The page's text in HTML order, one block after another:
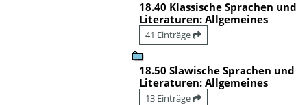
18.40 Klassische Sprachen und
Literaturen: Allgemeines
41 Einträge
18.50 Slawische Sprachen und
Literaturen: Allgemeines
13 Einträge